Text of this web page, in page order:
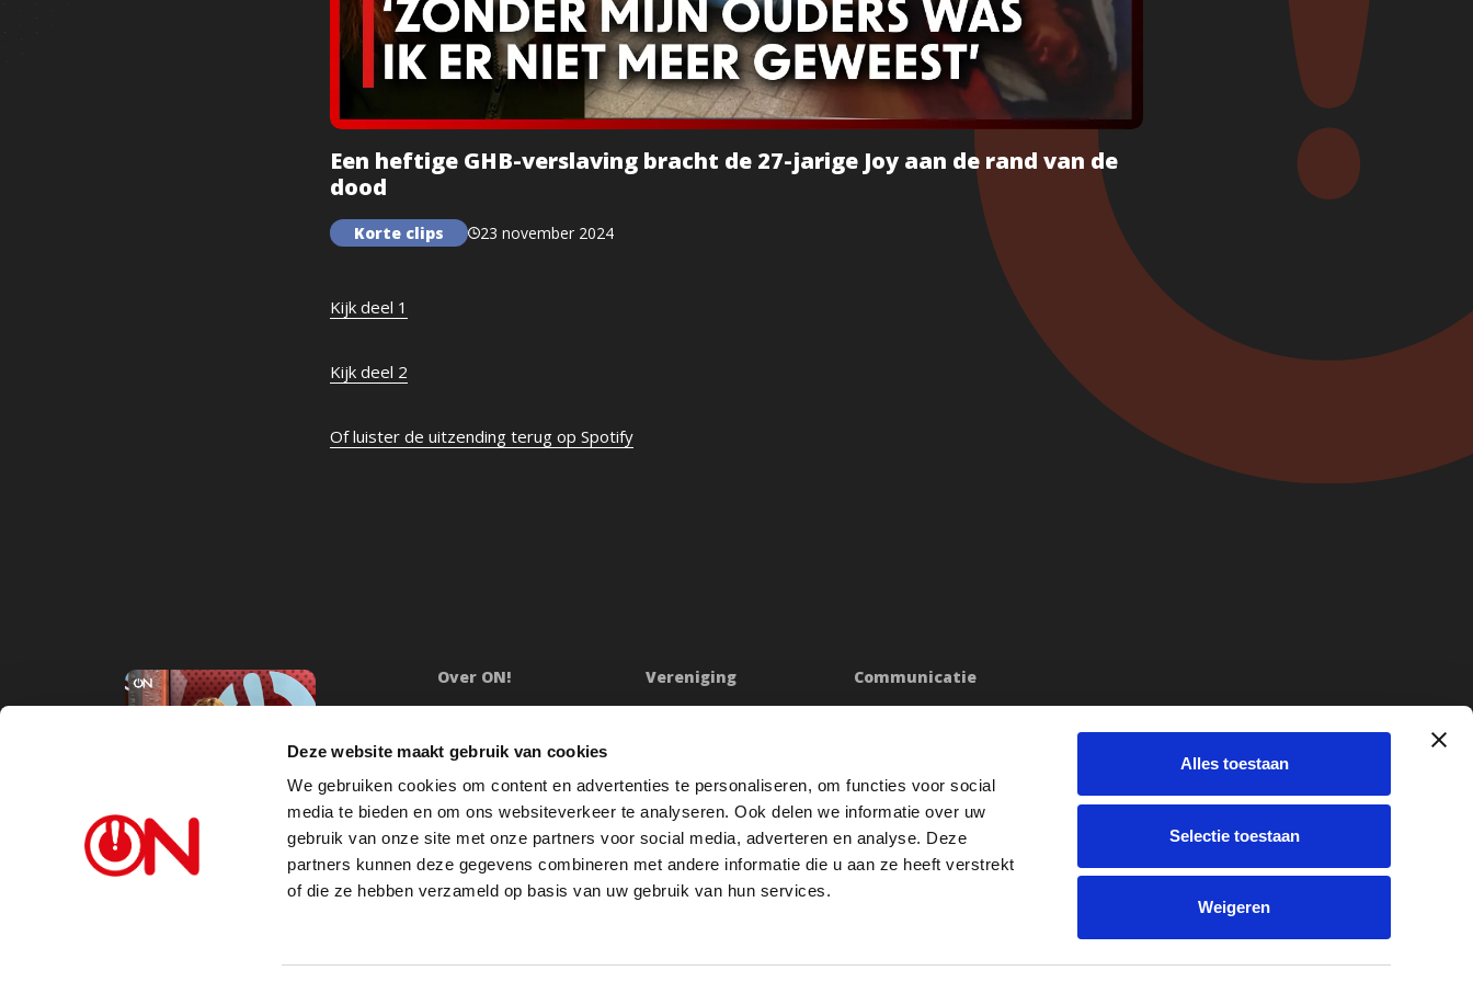
Deze website maakt gebruik van cookies
We gebruiken cookies om content en advertenties te personaliseren, om functies voor social
media te bieden en om ons websiteverkeer te analyseren. Ook delen we informatie over uw
gebruik van onze site met onze partners voor social media, adverteren en analyse. Deze
partners kunnen deze gegevens combineren met andere informatie die u aan ze heeft verstrekt
of die ze hebben verzameld op basis van uw gebruik van hun services.
Alles toestaan
Selectie toestaan
Weigeren
Een heftige GHB-verslaving bracht de 27-jarige Joy aan de rand van de
dood
Korte clips 23 november 2024
Kijk deel 1
Kijk deel 2
Of luister de uitzending terug op Spotify
Over ON!
Onze missie
Word lid
Steunbetuigingen
Vacatures
Vereniging
Bestuur
Jaarverslag
Redactiestatuut
Openbare registers
Communicatie
Persberichten & Juridisch
Oeps